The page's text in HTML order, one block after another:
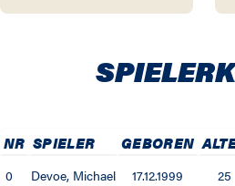
NR SPIELER GEBOREN
0 Devoe, Michael 17.12.1999 25